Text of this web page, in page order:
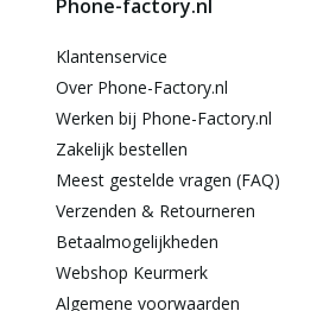
Phone-factory.nl
Klantenservice
Over Phone-Factory.nl
Werken bij Phone-Factory.nl
Zakelijk bestellen
Meest gestelde vragen (FAQ)
Verzenden & Retourneren
Betaalmogelijkheden
Webshop Keurmerk
Algemene voorwaarden